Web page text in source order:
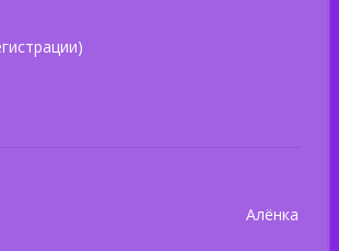
Алёнка